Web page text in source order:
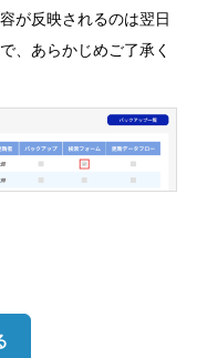
が反映されるのは翌日
、あらかじめご了承く